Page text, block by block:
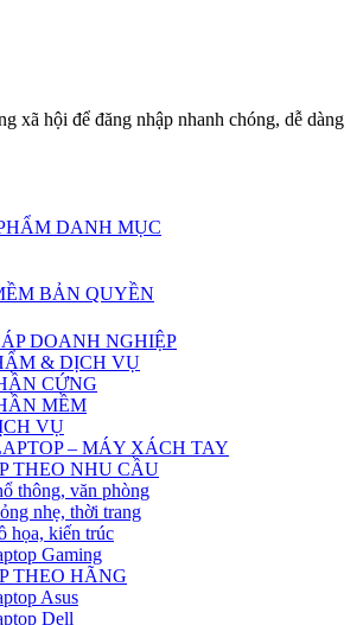
xã hội để đăng nhập nhanh chóng, dễ dàng
DANH MỤC
BẢN QUYỀN
DOANH NGHIỆP
& DỊCH VỤ
CỨNG
MỀM
VỤ
– MÁY XÁCH TAY
THEO NHU CẦU
thông, văn phòng
nhẹ, thời trang
họa, kiến trúc
Gaming
THEO HÃNG
Asus
Dell